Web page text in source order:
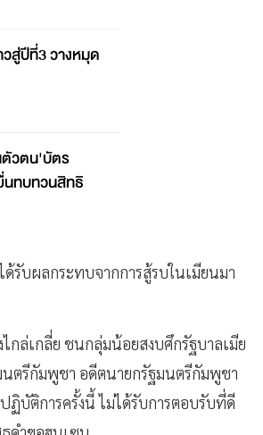
ปีที่3 วางหมุด
ตัวตน'บัตร
นทบทวนสิทธิ
รับผลกระทบจากการสู้รบในเมียนมา
ล่เกลี่ย ชนกลุ่มน้อยสงบศึกรัฐบาลเมีย
ตรีกัมพูชา อดีตนายกรัฐมนตรีกัมพูชา
บัติการครั้งนี้ ไม่ได้รับการตอบรับที่ดี